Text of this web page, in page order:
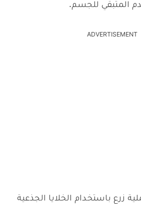
المتبقي للجسم.
ADVERTISEMENT
زرع باستخدام الخلايا الجذعية